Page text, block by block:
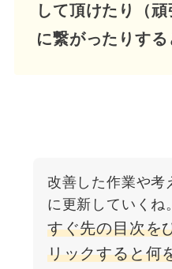
して頂けたり（
に繋がったりする
改善した作業や考
に更新していくね
すぐ先の目次を
リックすると何